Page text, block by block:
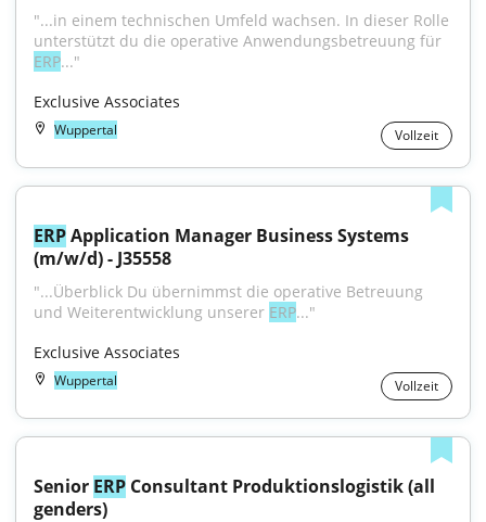
"...in einem technischen Umfeld wachsen. In dieser Rolle
ERP..."
Exclusive Associates
Wuppertal Vollzeit
ERP Application Manager Business Systems
(m/w/d) - J35558
"...Überblick Du übernimmst die operative Betreuung
und Weiterentwicklung unserer ERP..."
Exclusive Associates
Wuppertal Vollzeit
Senior ERP Consultant Produktionslogistik (all
genders)